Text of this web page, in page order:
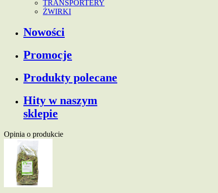
TRANSPORTERY
ŻWIRKI
Nowości
Promocje
Produkty polecane
Hity w naszym
sklepie
Opinia o produkcie